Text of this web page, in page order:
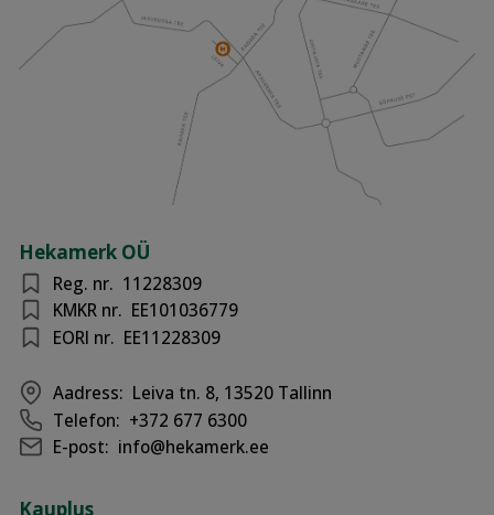
Hekamerk OÜ
Reg. nr. 11228309
KMKR nr. EE101036779
EORI nr. EE11228309
Aadress: Leiva tn. 8, 13520 Tallinn
Telefon: +372 677 6300
E-post: info@hekamerk.ee
Kauplus